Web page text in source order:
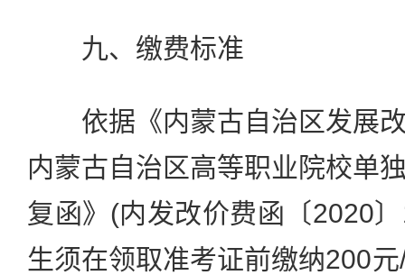
九、缴费标准
依据《内蒙古自治区发展改
内蒙古自治区高等职业院校单
复函》(内发改价费函〔2020
生须在领取准考证前缴纳200